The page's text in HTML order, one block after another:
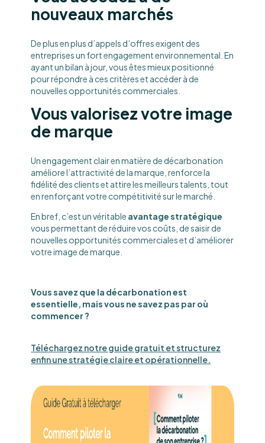
nouveaux marchés
De plus en plus d’appels d’offres exigent des
entreprises un fort engagement environnemental. En
ayant un bilan à jour, vous êtes mieux positionné
pour répondre à ces critères et accéder à de
nouvelles opportunités commerciales.
Vous valorisez votre image
de marque
Un engagement clair en matière de décarbonation
améliore l’attractivité de la marque, renforce la
fidélité des clients et attire les meilleurs talents, tout
en renforçant votre compétitivité sur le marché.
En bref, c’est un véritable avantage stratégique
vous permettant de réduire vos coûts, de saisir de
nouvelles opportunités commerciales et d’améliorer
votre image de marque.
Vous savez que la décarbonation est
essentielle, mais vous ne savez pas par où
commencer ?
Téléchargez notre guide gratuit et structurez
enfin une stratégie claire et opérationnelle.